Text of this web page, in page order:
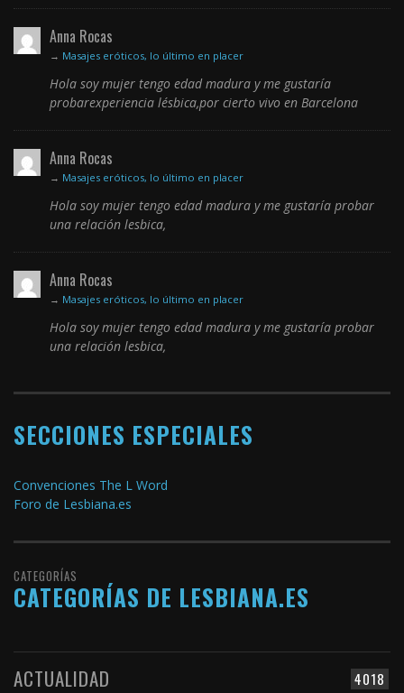
Anna Rocas
→ Masajes eróticos, lo último en placer
Hola soy mujer tengo edad madura y me gustaría
probarexperiencia lésbica,por cierto vivo en Barcelona
Anna Rocas
→ Masajes eróticos, lo último en placer
Hola soy mujer tengo edad madura y me gustaría probar
una relación lesbica,
Anna Rocas
→ Masajes eróticos, lo último en placer
Hola soy mujer tengo edad madura y me gustaría probar
una relación lesbica,
SECCIONES ESPECIALES
Convenciones The L Word
Foro de Lesbiana.es
CATEGORÍAS
CATEGORÍAS DE LESBIANA.ES
4018
ACTUALIDAD